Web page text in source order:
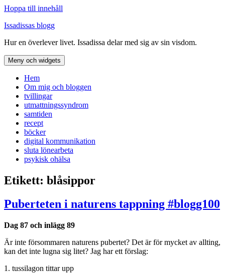
Hoppa till innehåll
Issadissas blogg
Hur en överlever livet. Issadissa delar med sig av sin visdom.
Meny och widgets
Hem
Om mig och bloggen
tvillingar
utmattningssyndrom
samtiden
recept
böcker
digital kommunikation
sluta lönearbeta
psykisk ohälsa
Etikett: blåsippor
Puberteten i naturens tappning #blogg100
Dag 87 och inlägg 89
Är inte försommaren naturens pubertet? Det är för mycket av allting,
kan det inte lugna sig litet? Jag har ett förslag:
1. tussilagon tittar upp